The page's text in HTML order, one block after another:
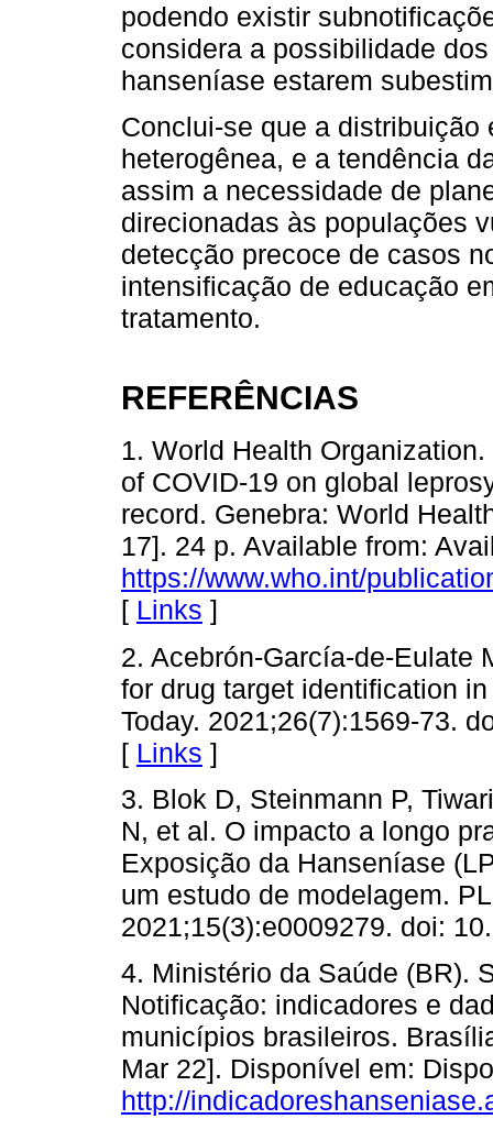
podendo existir
considera a possibilidade
hanseníase estarem
Conclui-se que a
heterogênea, e a tendência
assim a necessidade de
direcionadas às populações
detecção precoce de casos
intensificação de educação
tratamento.
REFERÊNCIAS
1. World Health
of COVID-19 on global
record. Genebra: World
17]. 24 p. Available from:
https://www.who.int/
[ Links ]
2. Acebrón-García-de-Eulate
for drug target identification
Today. 2021;26(7):1569-73.
[ Links ]
3. Blok D, Steinmann P,
N, et al. O impacto a longo
Exposição da Hanseníase
um estudo de modelagem.
2021;15(3):e0009279. doi:
4. Ministério da Saúde (BR).
Notificação: indicadores e
municípios brasileiros.
Mar 22]. Disponível em:
http://